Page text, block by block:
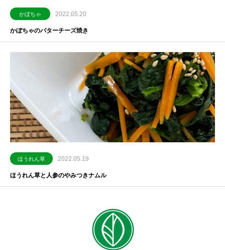
かぼちゃ 2022.05.20
かぼちゃのバターチーズ焼き
ほうれん草 2022.05.19
ほうれん草と人参のやみつきナムル